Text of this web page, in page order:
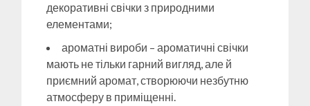
декоративні свічки з природними
елементами;
ароматні вироби – ароматичні свічки
мають не тільки гарний вигляд, але й
приємний аромат, створюючи незбутню
атмосферу в приміщенні.